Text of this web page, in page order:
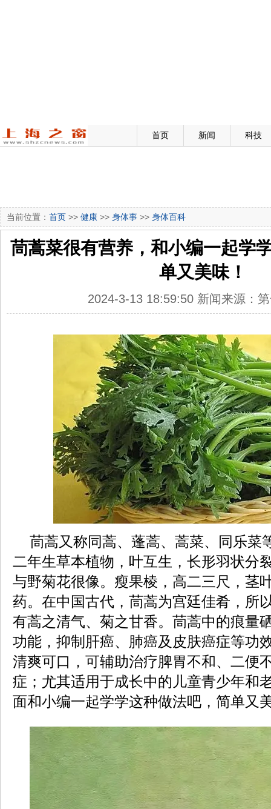
首页 新闻 科技
当前位置： 首页 >> 健康 >> 身体事 >> 身体百科
茼蒿菜很有营养，和小编一起学
单又美味！
2024-3-13 18:59:50 新闻来源：
茼蒿又称同蒿、蓬蒿、蒿菜、同乐菜
二年生草本植物，叶互生，长形羽状分
与野菊花很像。瘦果棱，高二三尺，茎
药。在中国古代，茼蒿为宫廷佳肴，所
有蒿之清气、菊之甘香。茼蒿中的痕量
功能，抑制肝癌、肺癌及皮肤癌症等功
清爽可口，可辅助治疗脾胃不和、二便
症；尤其适用于成长中的儿童青少年和
面和小编一起学学这种做法吧，简单又